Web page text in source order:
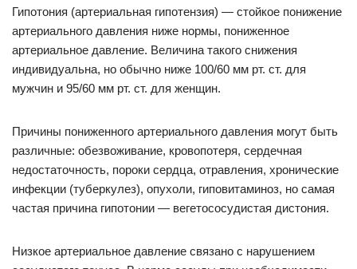
Гипотония (артериальная гипотензия) — стойкое понижение
артериального давления ниже нормы, пониженное
артериальное давление. Величина такого снижения
индивидуальна, но обычно ниже 100/60 мм рт. ст. для
мужчин и 95/60 мм рт. ст. для женщин.
Причины пониженного артериального давления могут быть
различные: обезвоживание, кровопотеря, сердечная
недостаточность, пороки сердца, отравления, хронические
инфекции (туберкулез), опухоли, гиповитаминоз, но самая
частая причина гипотонии — вегетососудистая дистония.
Низкое артериальное давление связано с нарушением